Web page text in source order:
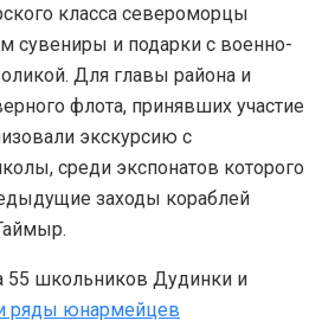
класса североморцы
сувениры и подарки с военно-
Для главы района и
флота, принявших участие
экскурсию с
среди экспонатов которого
заходы кораблей
55 школьников Дудинки и
ряды юнармейцев